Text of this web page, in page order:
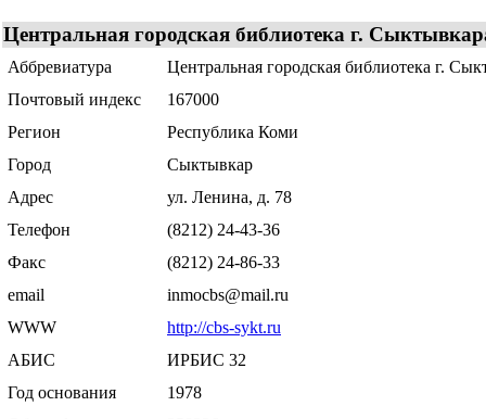
Центральная городская библиотека г.
Аббревиатура
Центральная городская библиотека г.
Почтовый индекс
167000
Регион
Республика Коми
Город
Сыктывкар
Адрес
ул. Ленина, д. 78
Телефон
(8212) 24-43-36
Факс
(8212) 24-86-33
email
inmocbs@mail.ru
WWW
http://cbs-sykt.ru
АБИС
ИРБИС 32
Год основания
1978